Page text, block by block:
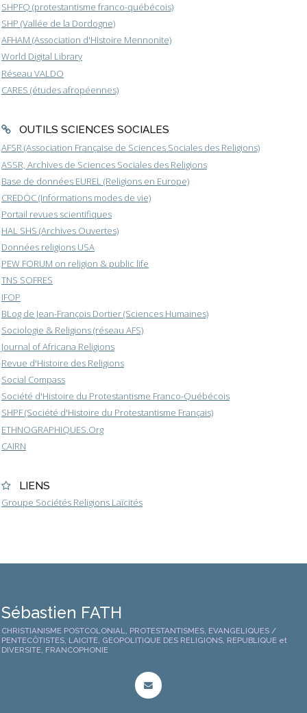
SHPFQ (protestantisme franco-québécois)
SHP (Vallée de la Dordogne)
AFHAM (Association d'Histoire Mennonite)
World Digital Library
Réseau VALDO
CARES (études afropéennes)
OUTILS SCIENCES SOCIALES
AFSR (Association Française de Sciences Sociales des Religions)
ASSR, Archives de Sciences Sociales des Religions
Base de données EUREL (Religions en Europe)
CREDOC (Informations modes de vie)
Portail revues scientifiques
HAL SHS (Archives Ouvertes)
Données religions USA
PEW FORUM on religion & public life
TNS SOFRES
IFOP
BLog de Jean-François Dortier (Sciences Humaines)
Sociologie & Religions (réseau AFS)
Journal of Africana Religions
Revue d'Histoire des Religions
Social Compass
Société d'Histoire du Protestantisme Franco-Québécois
SHPF (Société d'Histoire du Protestantisme Français)
ETHNOGRAPHIQUES.Org
CAIRN
LIENS
Groupe Sociétés Religions Laïcités
Sébastien FATH
CHRISTIANISME POSTCOLONIAL, PROTESTANTISMES, EVANGELIQUES /
PENTECÔTISTES, LAICITE, GEOPOLITIQUE DES RELIGIONS, REPUBLIQUE et
DIVERSITE, FRANCOPHONIE